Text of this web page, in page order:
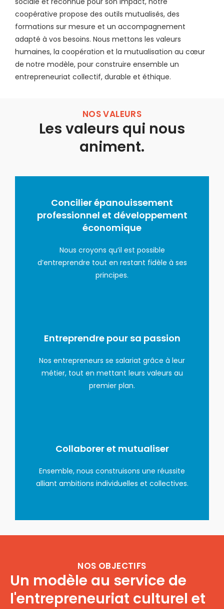
coopérative propose des outils mutualisés, des
formations sur mesure et un accompagnement
adapté à vos besoins. Nous mettons les valeurs
humaines, la coopération et la mutualisation au cœur
de notre modèle, pour construire ensemble un
entrepreneuriat collectif, durable et éthique.
NOS VALEURS
Les valeurs qui nous
animent.
Concilier épanouissement
professionnel et développement
économique
Nous croyons qu’il est possible
d’entreprendre tout en restant fidèle à ses
principes.
Entreprendre pour sa passion
Nos entrepreneurs se salariat grâce à leur
métier, tout en mettant leurs valeurs au
premier plan.
Collaborer et mutualiser
Ensemble, nous construisons une réussite
alliant ambitions individuelles et collectives.
NOS OBJECTIFS
Un modèle au service de
l'entrepreneuriat culturel et